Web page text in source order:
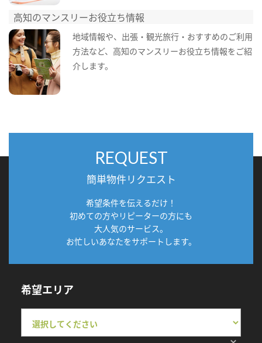
高知のマンスリーお役立ち情報
地域情報や、出張・観光旅行・おすすめのご利用
方法など、高知のマンスリーお役立ち情報をご紹
介します。
REQUEST
簡単物件リクエスト
希望条件を伝えるだけ！
初めての方やリピーターの方にも
大人気のサービス。
お忙しいあなたをサポートします。
希望エリア